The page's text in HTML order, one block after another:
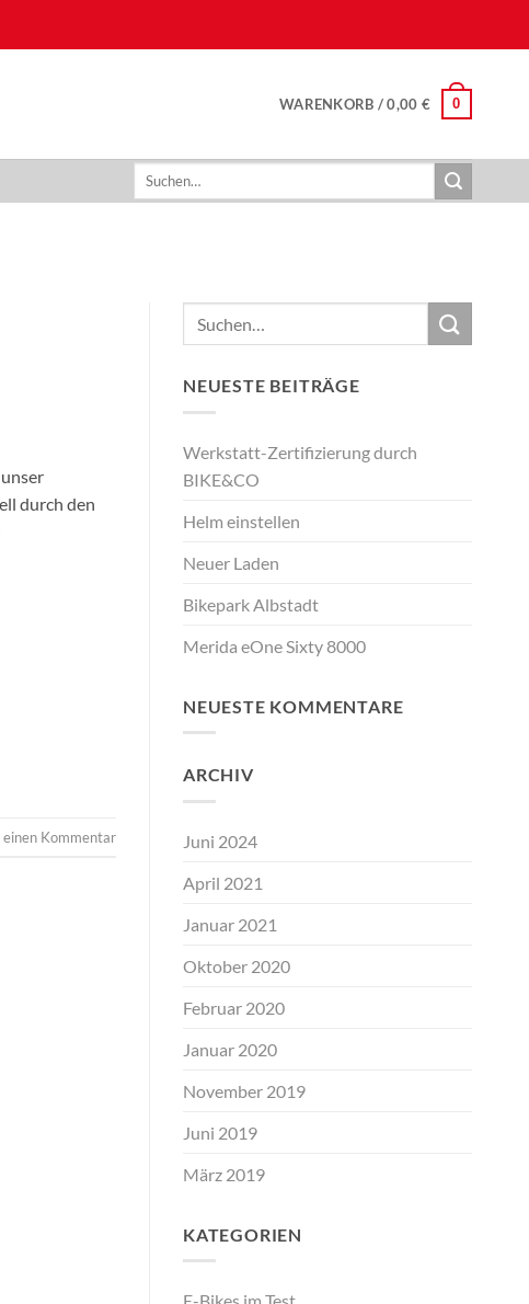
WARENKORB /0,00 € 0
Suchen
durch den
Kommentar
NEUESTE BEITRÄGE
Werkstatt-Zertifizierung durch
BIKE&CO
Helm einstellen
Neuer Laden
Bikepark Albstadt
Merida eOne Sixty 8000
NEUESTE KOMMENTARE
ARCHIV
Juni 2024
April 2021
Januar 2021
Oktober 2020
Februar 2020
Januar 2020
November 2019
Juni 2019
März 2019
KATEGORIEN